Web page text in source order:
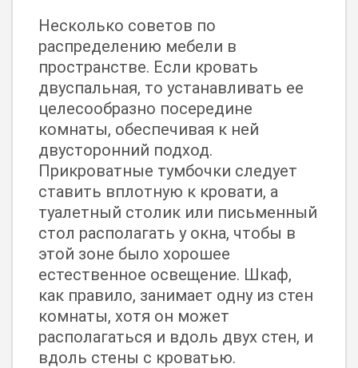
Несколько советов по
распределению мебели в
пространстве. Если кровать
двуспальная, то устанавливать ее
целесообразно посередине
комнаты, обеспечивая к ней
двусторонний подход.
Прикроватные тумбочки следует
ставить вплотную к кровати, а
туалетный столик или письменный
стол располагать у окна, чтобы в
этой зоне было хорошее
естественное освещение. Шкаф,
как правило, занимает одну из стен
комнаты, хотя он может
располагаться и вдоль двух стен, и
вдоль стены с кроватью.